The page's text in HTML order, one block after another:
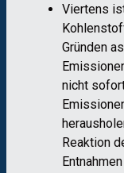
Viertens
Gründen
nicht
Reaktion